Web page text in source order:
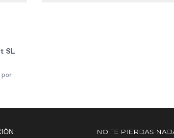
SL
por
NO TE PIERDAS